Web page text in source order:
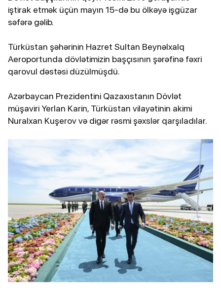
iştirak etmək üçün mayın 15-də bu ölkəyə işgüzar
səfərə gəlib.
Türküstan şəhərinin Hazret Sultan Beynəlxalq
Aeroportunda dövlətimizin başçısının şərəfinə fəxri
qarovul dəstəsi düzülmüşdü.
Azərbaycan Prezidentini Qazaxıstanın Dövlət
müşaviri Yerlan Karin, Türküstan vilayətinin akimi
Nuralxan Kuşerov və digər rəsmi şəxslər qarşıladılar.